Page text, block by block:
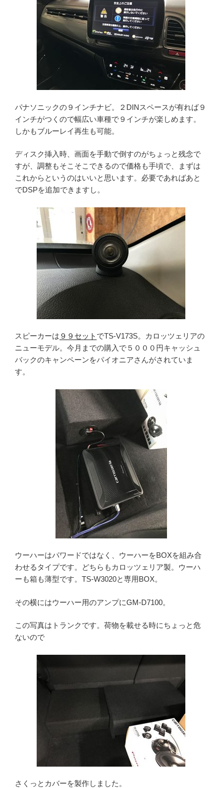
パナソニックの９インチナビ。２DINスペースが有れば９
インチがつくので幅広い車種で９インチが楽しめます。
しかもブルーレイ再生も可能。
ディスク挿入時、画面を手動で倒すのがちょっと残念で
すが、調整もそこそこできるので価格も手頃で、まずは
これからというのはいいと思います。必要であればあと
でDSPを追加できますし。
スピーカーは ９９セット でTS-V173S。カロッツェリアの
ニューモデル。今月までの購入で５０００円キャッシュ
バックのキャンペーンをパイオニアさんがされていま
す。
ウーハーはパワードではなく、ウーハーをBOXを組み合
わせるタイプです。どちらもカロッツェリア製。ウーハ
ーも箱も薄型です。TS-W3020と専用BOX。
その横にはウーハー用のアンプにGM-D7100。
この写真はトランクです。荷物を載せる時にちょっと危
ないので
さくっとカバーを製作しました。